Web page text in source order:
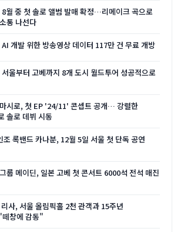
8월 중 첫 솔로 앨범 발매 확정…리메이크 곡으로
통 나선다
개발 위한 방송영상 데이터 117만 건 무료 개방
울부터 고베까지 8개 도시 월드투어 성공적으로
시로, 첫 EP '24/11' 콘셉트 공개… 강렬한
솔로 데뷔 시동
조 록밴드 카나분, 12월 5일 서울 첫 단독 공연
룹 메이딘, 일본 고베 첫 콘서트 6000석 전석 매진
사, 서울 올림픽홀 2천 관객과 15주년
창에 감동"